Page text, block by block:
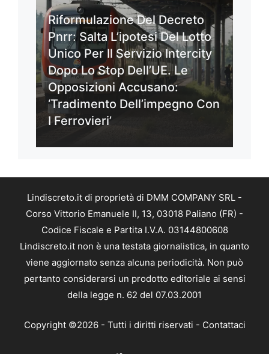
Riformulazione Del Decreto
Pnrr: Salta L’ipotesi Del Lotto
Unico Per Il Servizio Intercity
Dopo Lo Stop Dell’UE. Le
Opposizioni Accusano:
‘Tradimento Dell’impegno Con
I Ferrovieri’
Lindiscreto.it di proprietà di DMM COMPANY SRL -
Corso Vittorio Emanuele II, 13, 03018 Paliano (FR) -
Codice Fiscale e Partita I.V.A. 03144800608
Lindiscreto.it non è una testata giornalistica, in quanto
viene aggiornato senza alcuna periodicità. Non può
pertanto considerarsi un prodotto editoriale ai sensi
della legge n. 62 del 07.03.2001
Copyright ©2026 - Tutti i diritti riservati - Contattaci